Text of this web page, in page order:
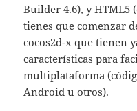
Builder 4.6), y HTML5
tienes que comenzar
cocos2d-x que tienen
características para
multiplataforma
Android u otros).